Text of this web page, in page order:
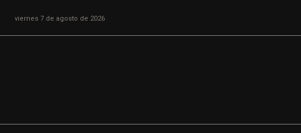
viernes 7 de agosto de 2026